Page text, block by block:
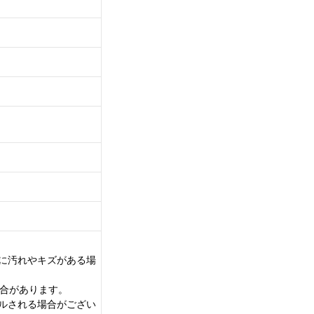
汚れやキズがある場
があります。
される場合がござい